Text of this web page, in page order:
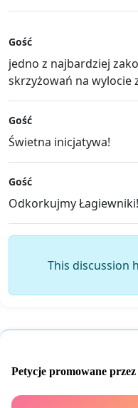
Gość
jedno z najbardziej
skrzyżowań na wylocie
Gość
Świetna inicjatywa!
Gość
Odkorkujmy Łagiewniki!
This discussion
Petycje promowane